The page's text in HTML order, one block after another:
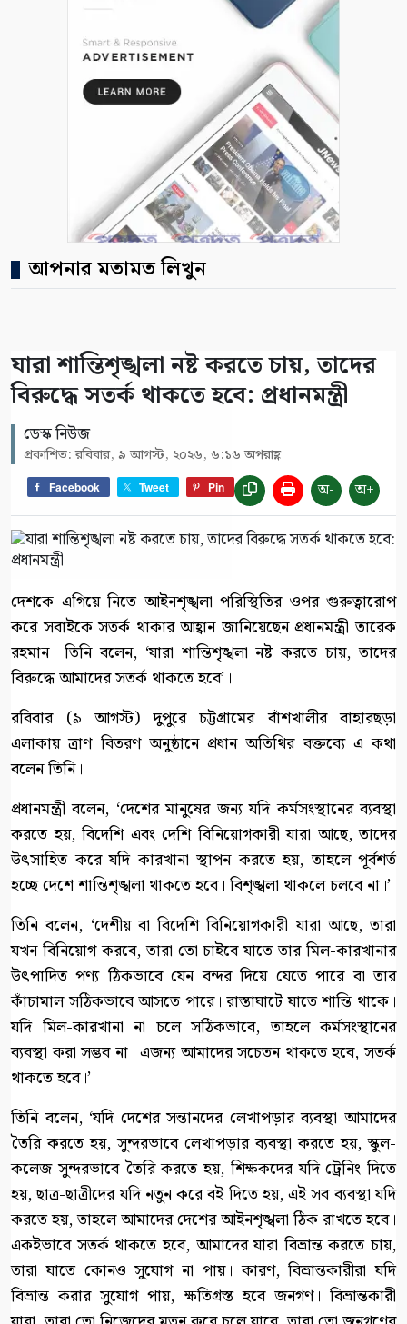
আপনার মতামত লিখুন
যারা শান্তিশৃঙ্খলা নষ্ট করতে চায়, তাদের
বিরুদ্ধে সতর্ক থাকতে হবে: প্রধানমন্ত্রী
ডেস্ক নিউজ
প্রকাশিত: রবিবার, ৯ আগস্ট, ২০২৬, ৬:১৬ অপরাহ্ণ
Facebook Tweet Pin অ- অ+
দেশকে এগিয়ে নিতে আইনশৃঙ্খলা পরিস্থিতির ওপর গুরুত্বারোপ
করে সবাইকে সতর্ক থাকার আহ্বান জানিয়েছেন প্রধানমন্ত্রী তারেক
রহমান। তিনি বলেন, ‘যারা শান্তিশৃঙ্খলা নষ্ট করতে চায়, তাদের
বিরুদ্ধে আমাদের সতর্ক থাকতে হবে’।
রবিবার (৯ আগস্ট) দুপুরে চট্টগ্রামের বাঁশখালীর বাহারছড়া
এলাকায় ত্রাণ বিতরণ অনুষ্ঠানে প্রধান অতিথির বক্তব্যে এ কথা
বলেন তিনি।
প্রধানমন্ত্রী বলেন, ‘দেশের মানুষের জন্য যদি কর্মসংস্থানের ব্যবস্থা
করতে হয়, বিদেশি এবং দেশি বিনিয়োগকারী যারা আছে, তাদের
উৎসাহিত করে যদি কারখানা স্থাপন করতে হয়, তাহলে পূর্বশর্ত
হচ্ছে দেশে শান্তিশৃঙ্খলা থাকতে হবে। বিশৃঙ্খলা থাকলে চলবে না।’
তিনি বলেন, ‘দেশীয় বা বিদেশি বিনিয়োগকারী যারা আছে, তারা
যখন বিনিয়োগ করবে, তারা তো চাইবে যাতে তার মিল-কারখানার
উৎপাদিত পণ্য ঠিকভাবে যেন বন্দর দিয়ে যেতে পারে বা তার
কাঁচামাল সঠিকভাবে আসতে পারে। রাস্তাঘাটে যাতে শান্তি থাকে।
যদি মিল-কারখানা না চলে সঠিকভাবে, তাহলে কর্মসংস্থানের
ব্যবস্থা করা সম্ভব না। এজন্য আমাদের সচেতন থাকতে হবে, সতর্ক
থাকতে হবে।’
তিনি বলেন, ‘যদি দেশের সন্তানদের লেখাপড়ার ব্যবস্থা আমাদের
তৈরি করতে হয়, সুন্দরভাবে লেখাপড়ার ব্যবস্থা করতে হয়, স্কুল-
কলেজ সুন্দরভাবে তৈরি করতে হয়, শিক্ষকদের যদি ট্রেনিং দিতে
হয়, ছাত্র-ছাত্রীদের যদি নতুন করে বই দিতে হয়, এই সব ব্যবস্থা যদি
করতে হয়, তাহলে আমাদের দেশের আইনশৃঙ্খলা ঠিক রাখতে হবে।
একইভাবে সতর্ক থাকতে হবে, আমাদের যারা বিভ্রান্ত করতে চায়,
তারা যাতে কোনও সুযোগ না পায়। কারণ, বিভ্রান্তকারীরা যদি
বিভ্রান্ত করার সুযোগ পায়, ক্ষতিগ্রস্ত হবে জনগণ। বিভ্রান্তকারী